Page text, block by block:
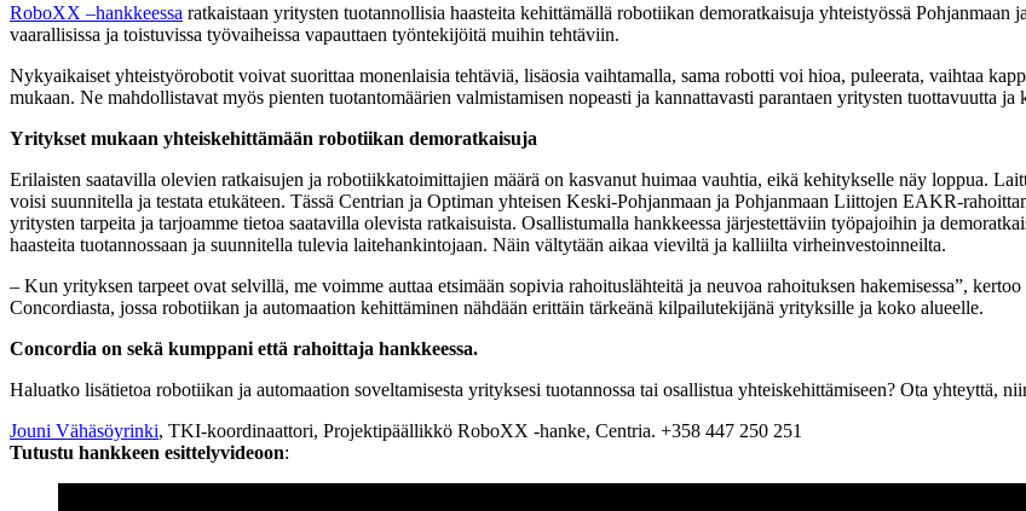
RoboXX –hankkeessa ratkaistaan yritysten tuotannollisia haasteita kehittämällä robotiikan demoratkaisuja yhteistyössä
vaarallisissa ja toistuvissa työvaiheissa vapauttaen työntekijöitä muihin tehtäviin.
Nykyaikaiset yhteistyörobotit voivat suorittaa monenlaisia tehtäviä, lisäosia vaihtamalla, sama robotti voi hioa, puleerata, vaihtaa
mukaan. Ne mahdollistavat myös pienten tuotantomäärien valmistamisen nopeasti ja kannattavasti parantaen yritysten tuottavuutta
Yritykset mukaan yhteiskehittämään robotiikan demoratkaisuja
Erilaisten saatavilla olevien ratkaisujen ja robotiikkatoimittajien määrä on kasvanut huimaa vauhtia, eikä kehitykselle näy loppua.
voisi suunnitella ja testata etukäteen. Tässä Centrian ja Optiman yhteisen Keski-Pohjanmaan ja Pohjanmaan Liittojen EAKR-
yritysten tarpeita ja tarjoamme tietoa saatavilla olevista ratkaisuista. Osallistumalla hankkeessa järjestettäviin työpajoihin ja
haasteita tuotannossaan ja suunnitella tulevia laitehankintojaan. Näin vältytään aikaa vieviltä ja kalliilta virheinvestoinneilta.
– Kun yrityksen tarpeet ovat selvillä, me voimme auttaa etsimään sopivia rahoituslähteitä ja neuvoa rahoituksen hakemisessa”,
Concordiasta, jossa robotiikan ja automaation kehittäminen nähdään erittäin tärkeänä kilpailutekijänä yrityksille ja koko alueelle.
Concordia on sekä kumppani että rahoittaja hankkeessa.
Haluatko lisätietoa robotiikan ja automaation soveltamisesta yrityksesi tuotannossa tai osallistua yhteiskehittämiseen? Ota yhteyttä,
Jouni Vähäsöyrinki, TKI-koordinaattori, Projektipäällikkö RoboXX -hanke, Centria. +358 447 250 251
Tutustu hankkeen esittelyvideoon: